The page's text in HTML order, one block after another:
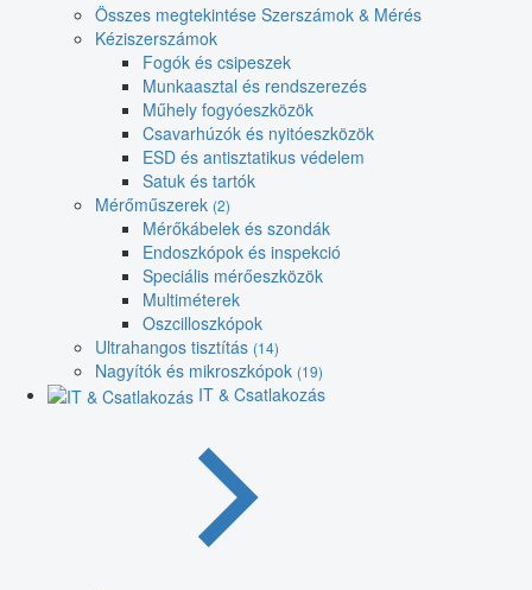
Összes megtekintése Szerszámok & Mérés
Kéziszerszámok
Fogók és csipeszek
Munkaasztal és rendszerezés
Műhely fogyóeszközök
Csavarhúzók és nyitóeszközök
ESD és antisztatikus védelem
Satuk és tartók
Mérőműszerek (2)
Mérőkábelek és szondák
Endoszkópok és inspekció
Speciális mérőeszközök
Multiméterek
Oszcilloszkópok
Ultrahangos tisztítás (14)
Nagyítók és mikroszkópok (19)
IT & Csatlakozás